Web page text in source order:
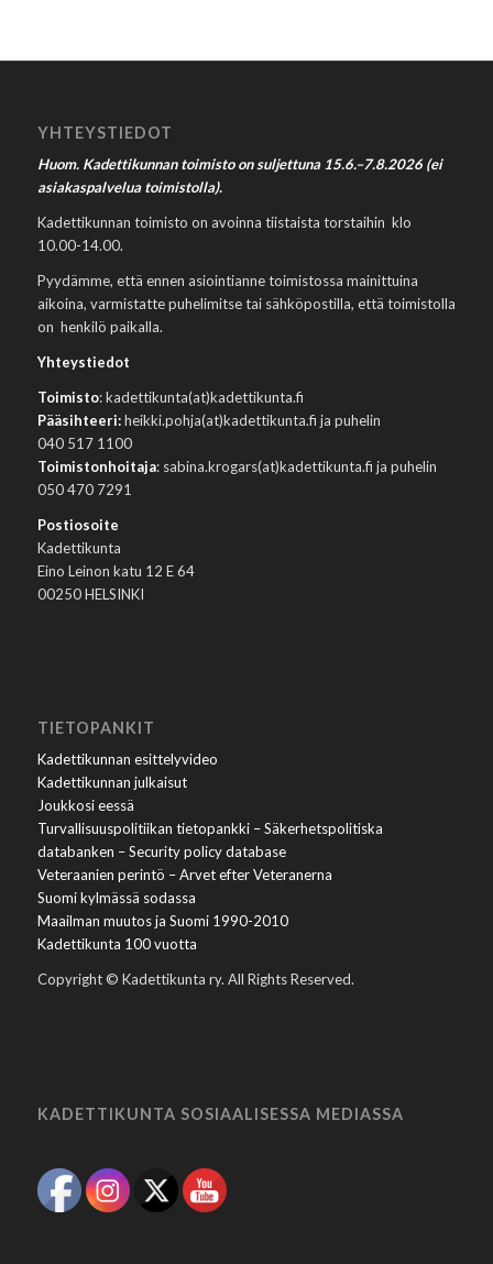
YHTEYSTIEDOT
Huom. Kadettikunnan toimisto on suljettuna 15.6.–7.8.2026 (ei
asiakaspalvelua toimistolla).
Kadettikunnan toimisto on avoinna tiistaista torstaihin klo
10.00-14.00.
Pyydämme, että ennen asiointianne toimistossa mainittuina
aikoina, varmistatte puhelimitse tai sähköpostilla, että toimistolla
on henkilö paikalla.
Yhteystiedot
Toimisto: kadettikunta(at)kadettikunta.fi
Pääsihteeri:heikki.pohja(at)kadettikunta.fi ja puhelin
040 517 1100
Toimistonhoitaja: sabina.krogars(at)kadettikunta.fi ja puhelin
050 470 7291
Postiosoite
Kadettikunta
Eino Leinon katu 12 E 64
00250 HELSINKI
TIETOPANKIT
Kadettikunnan esittelyvideo
Kadettikunnan julkaisut
Joukkosi eessä
Turvallisuuspolitiikan tietopankki – Säkerhetspolitiska
databanken – Security policy database
Veteraanien perintö – Arvet efter Veteranerna
Suomi kylmässä sodassa
Maailman muutos ja Suomi 1990-2010
Kadettikunta 100 vuotta
Copyright © Kadettikunta ry. All Rights Reserved.
KADETTIKUNTA SOSIAALISESSA MEDIASSA